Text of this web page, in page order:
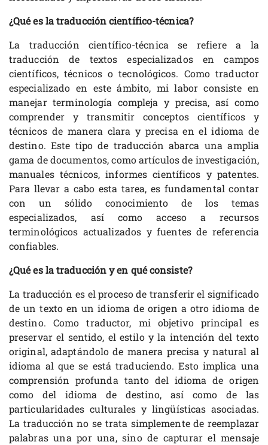
¿Qué es la traducción científico-técnica?
La traducción científico-técnica se refiere a la
traducción de textos especializados en campos
científicos, técnicos o tecnológicos. Como traductor
especializado en este ámbito, mi labor consiste en
manejar terminología compleja y precisa, así como
comprender y transmitir conceptos científicos y
técnicos de manera clara y precisa en el idioma de
destino. Este tipo de traducción abarca una amplia
gama de documentos, como artículos de investigación,
manuales técnicos, informes científicos y patentes.
Para llevar a cabo esta tarea, es fundamental contar
con un sólido conocimiento de los temas
especializados, así como acceso a recursos
terminológicos actualizados y fuentes de referencia
confiables.
¿Qué es la traducción y en qué consiste?
La traducción es el proceso de transferir el significado
de un texto en un idioma de origen a otro idioma de
destino. Como traductor, mi objetivo principal es
preservar el sentido, el estilo y la intención del texto
original, adaptándolo de manera precisa y natural al
idioma al que se está traduciendo. Esto implica una
comprensión profunda tanto del idioma de origen
como del idioma de destino, así como de las
particularidades culturales y lingüísticas asociadas.
La traducción no se trata simplemente de reemplazar
palabras una por una, sino de capturar el mensaje